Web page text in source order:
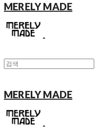
MERELY MADE
MERELY MADE